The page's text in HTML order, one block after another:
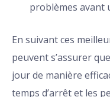
problèmes avant
En suivant ces
peuvent s’assurer
jour de manière
temps d’arrêt et les